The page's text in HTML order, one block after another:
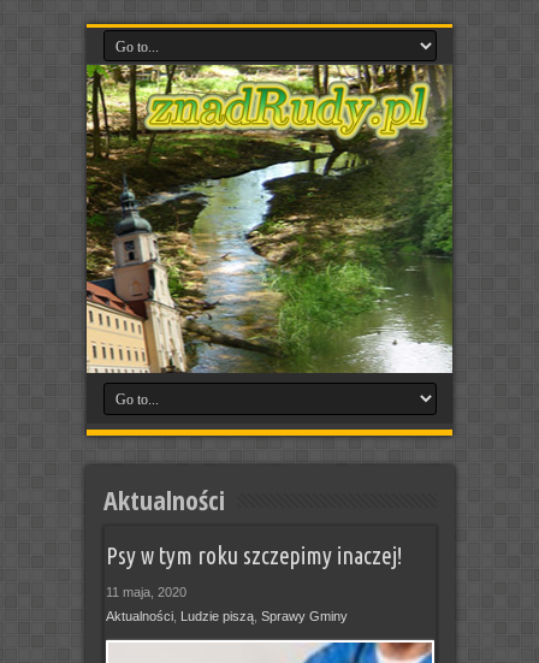
Aktualności
Psy w tym roku szczepimy inaczej!
11 maja, 2020
Aktualności, Ludzie piszą, Sprawy Gminy